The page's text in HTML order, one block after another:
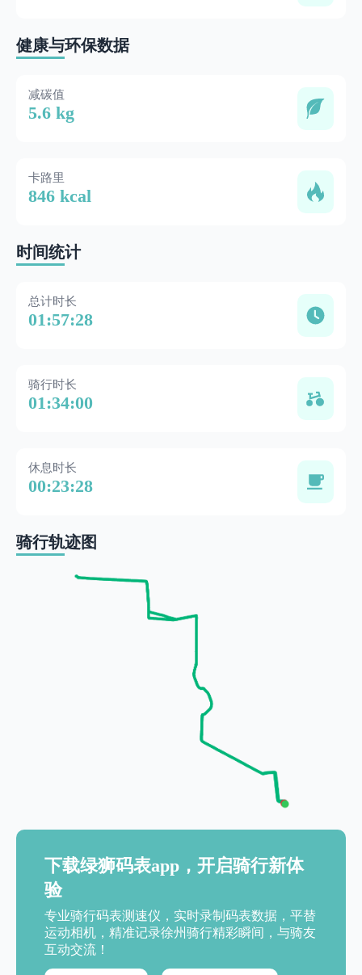
健康与环保数据
减碳值
5.6 kg
卡路里
846 kcal
时间统计
总计时长
01:57:28
骑行时长
01:34:00
休息时长
00:23:28
骑行轨迹图
下载绿狮码表app，开启骑行新体
验
专业骑行码表测速仪，实时录制码表数据，平替
运动相机，精准记录徐州骑行精彩瞬间，与骑友
互动交流！